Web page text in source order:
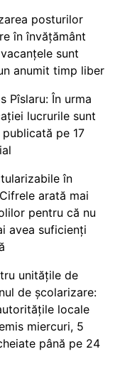
posturilor
în învățământ
sunt
anumit timp liber
Pîslaru: În urma
lucrurile sunt
pe 17
în
arată mai
pentru că nu
avea suficienți
unitățile de
de școlarizare:
locale
miercuri, 5
până pe 24